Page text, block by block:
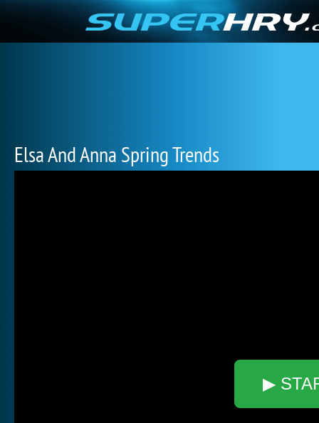
Elsa And Anna Spring Trends
▶